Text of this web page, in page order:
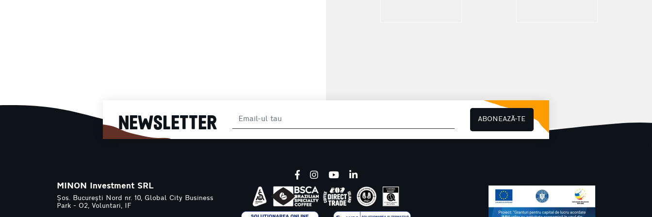
NEWSLETTER ABONEAZĂ-TE
MINON Investment SRL
Șos. București Nord nr. 10, Global City Business
Park - O2, Voluntari, IF